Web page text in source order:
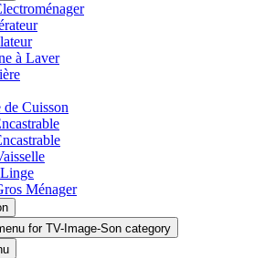
à Laver
de Cuisson
Ménager
for TV-Image-Son category